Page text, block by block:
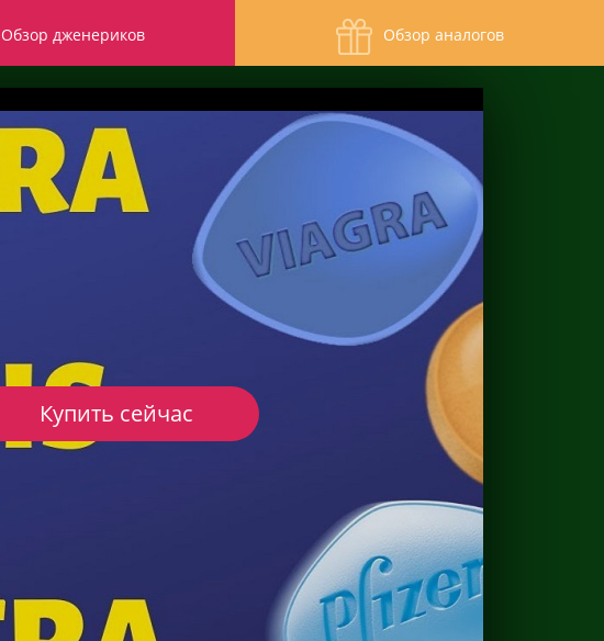
Обзор дженериков Обзор аналогов
Купить сейчас